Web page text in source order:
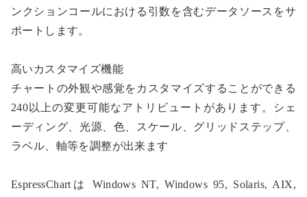
ンクションコールにおける引数を含むデータソースをサ
ポートします。
高いカスタマイズ機能
チャートの外観や感覚をカスタマイズすることができる
240以上の変更可能なアトリビュートがあります。シェ
ーディング、光源、色、スケール、グリッドステップ、
ラベル、軸等を調整が出来ます
EspressChartは Windows NT, Windows 95, Solaris, AIX,